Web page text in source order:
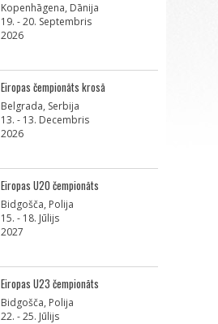
Kopenhāgena, Dānija
19. - 20. Septembris
2026
Eiropas čempionāts krosā
Belgrada, Serbija
13. - 13. Decembris
2026
Eiropas U20 čempionāts
Bidgošča, Polija
15. - 18. Jūlijs
2027
Eiropas U23 čempionāts
Bidgošča, Polija
22. - 25. Jūlijs